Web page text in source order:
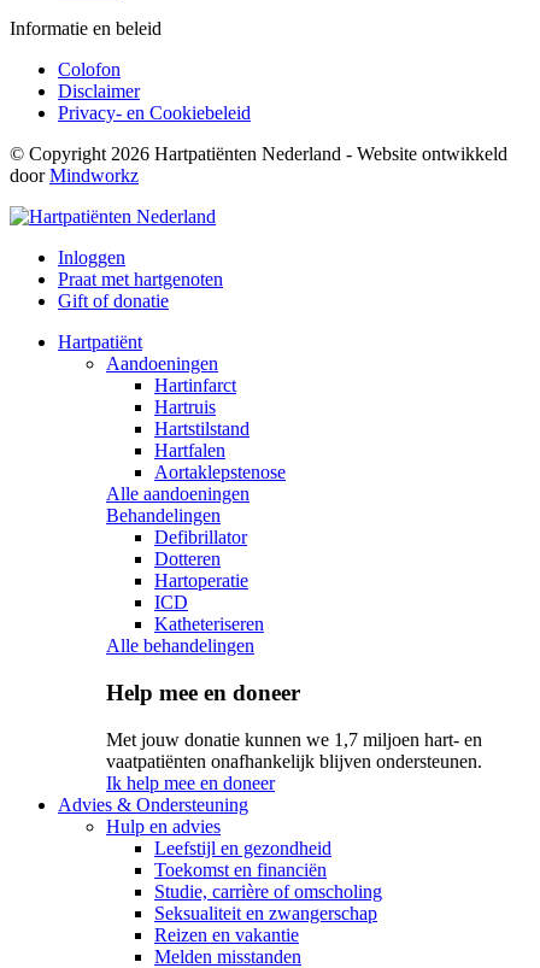
Informatie en beleid
Colofon
Disclaimer
Privacy- en Cookiebeleid
© Copyright 2026 Hartpatiënten Nederland - Website ontwikkeld
doorMindworkz
Inloggen
Praat met hartgenoten
Gift of donatie
Hartpatiënt
Aandoeningen
Hartinfarct
Hartruis
Hartstilstand
Hartfalen
Aortaklepstenose
Alle aandoeningen
Behandelingen
Defibrillator
Dotteren
Hartoperatie
ICD
Katheteriseren
Alle behandelingen
Help mee en doneer
Met jouw donatie kunnen we 1,7 miljoen hart- en
vaatpatiënten onafhankelijk blijven ondersteunen.
Ik help mee en doneer
Advies & Ondersteuning
Hulp en advies
Leefstijl en gezondheid
Toekomst en financiën
Studie, carrière of omscholing
Seksualiteit en zwangerschap
Reizen en vakantie
Melden misstanden